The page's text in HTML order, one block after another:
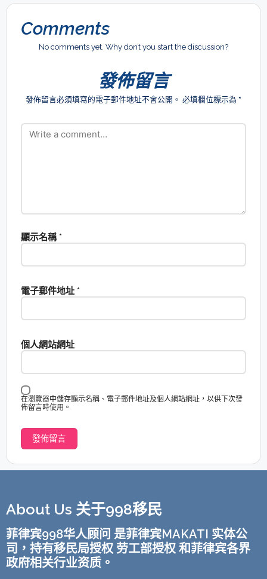
Comments
No comments yet. Why don’t you start the discussion?
發佈留言
發佈留言必須填寫的電子郵件地址不會公開。 必填欄位標示為 *
顯示名稱 *
電子郵件地址 *
個人網站網址
在瀏覽器中儲存顯示名稱、電子郵件地址及個人網站網址，以供下次發
佈留言時使用。
About Us 关于998移民
菲律宾998华人顾问 是菲律宾MAKATI 实体公
司，持有移民局授权 劳工部授权 和菲律宾各界
政府相关行业资质。